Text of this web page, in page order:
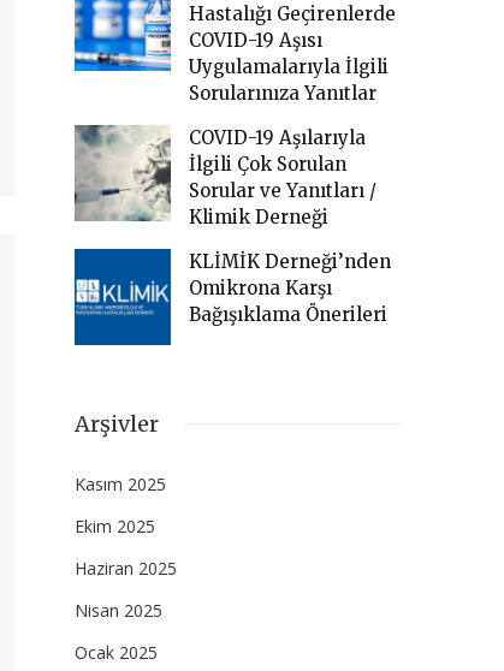
Hastalığı Geçirenlerde
COVID-19 Aşısı
Uygulamalarıyla İlgili
Sorularınıza Yanıtlar
COVID-19 Aşılarıyla
İlgili Çok Sorulan
Sorular ve Yanıtları /
Klimik Derneği
KLİMİK Derneği’nden
Omikrona Karşı
Bağışıklama Önerileri
Arşivler
Kasım 2025
Ekim 2025
Haziran 2025
Nisan 2025
Ocak 2025